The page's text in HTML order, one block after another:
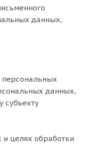
данных,
персональных
данных,
субъекту
целях обработки